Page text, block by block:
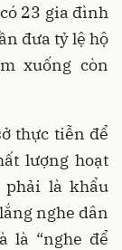
23 gia đình
đưa tỷ lệ hộ
xuống còn
thực tiễn để
lượng hoạt
phải là khẩu
nghe dân
là “nghe để